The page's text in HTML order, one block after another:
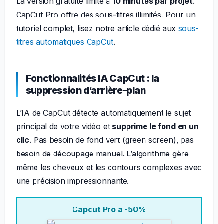
CapCut Pro offre des sous-titres illimités. Pour un
tutoriel complet, lisez notre article dédié auxsous-
titres automatiques CapCut.
Fonctionnalités IA CapCut : la
suppression d’arrière-plan
L’IA de CapCut détecte automatiquement le sujet
principal de votre vidéo et supprime le fond en un
clic. Pas besoin de fond vert (green screen), pas
besoin de découpage manuel. L’algorithme gère
même les cheveux et les contours complexes avec
une précision impressionnante.
Capcut Pro à -50%